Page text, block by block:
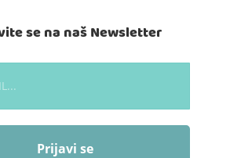
se na naš Newsletter
Prijavi se